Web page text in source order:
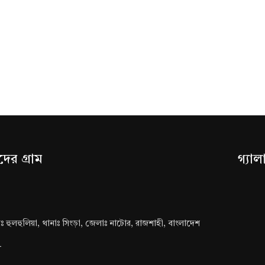
গ্রাম
হুলহুলিয়া, থানাঃ সিংড়া, জেলাঃ নাটোর, রাজশাহী, বাংলাদেশ